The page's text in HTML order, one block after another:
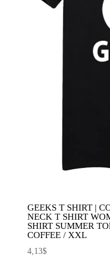
GEEKS T SHIRT |
NECK T SHIRT
SHIRT SUMMER
COFFEE / XXL
4,13$